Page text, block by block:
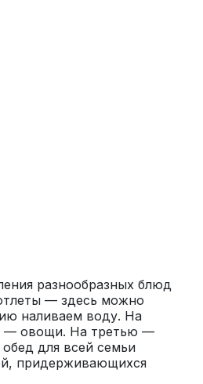
разнообразных блюд
— здесь можно
наливаем воду. На
— овощи. На третью —
для всей семьи
придерживающихся